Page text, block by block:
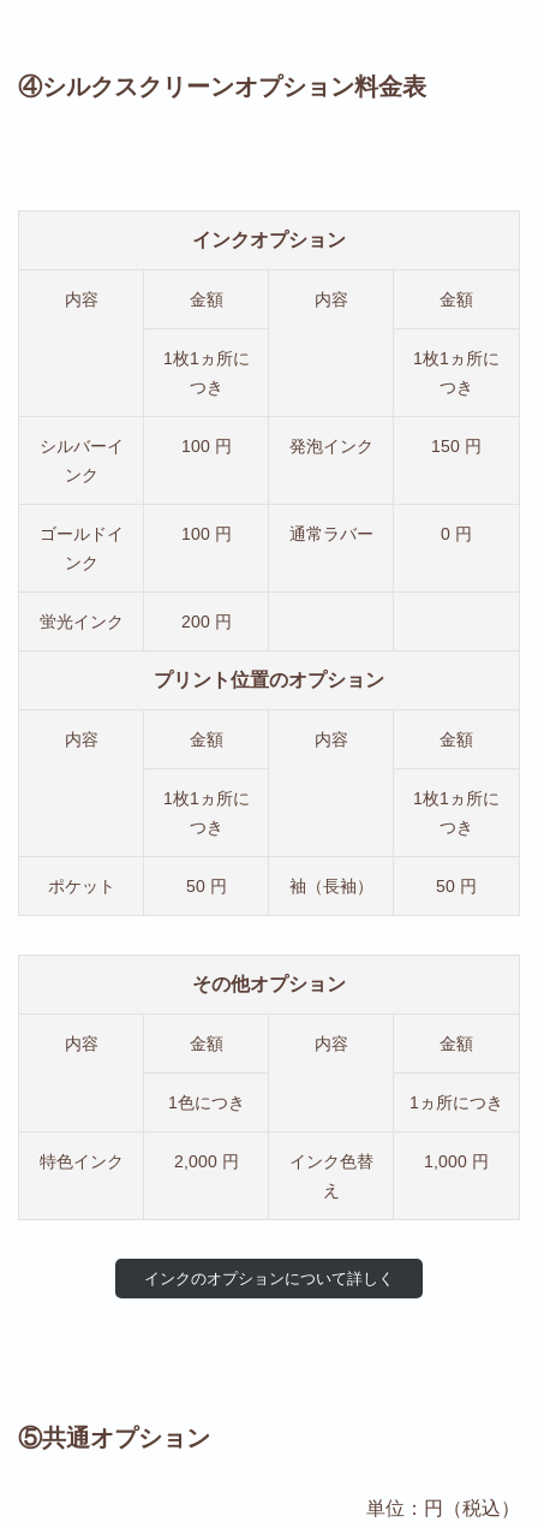
④シルクスクリーンオプション料金表
インクオプション
内容 金額 内容 金額
1枚1ヵ所に
つき
1枚1ヵ所に
つき
シルバーイ
ンク
100 円 発泡インク 150 円
ゴールドイ
ンク
100 円 通常ラバー 0 円
蛍光インク 200 円
プリント位置のオプション
内容 金額 内容 金額
1枚1ヵ所に
つき
1枚1ヵ所に
つき
ポケット 50 円 袖（長袖） 50 円
その他オプション
内容 金額 内容 金額
1色につき 1ヵ所につき
特色インク 2,000 円
インク色替
え
1,000 円
インクのオプションについて詳しく
⑤共通オプション
単位：円（税込）